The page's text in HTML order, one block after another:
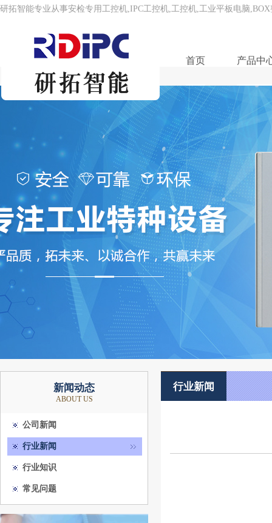
研拓智能专业从事安检专用工控机,IPC工控机,工控机,工业平板电脑
首页 产品中
新闻动态
ABOUT US
公司新闻
行业新闻
行业知识
常见问题
行业新闻